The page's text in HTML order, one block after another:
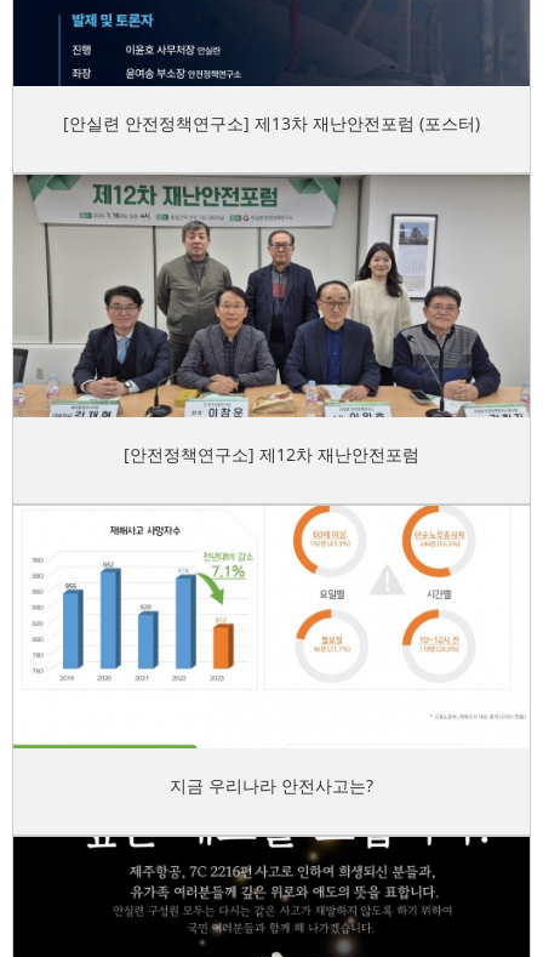
[안실련 안전정책연구소] 제13차 재난안전포럼 (포스터)
[안전정책연구소] 제12차 재난안전포럼
지금 우리나라 안전사고는?